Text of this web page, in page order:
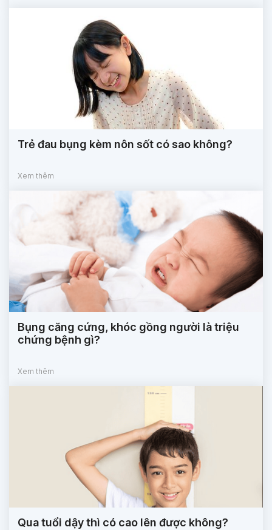
Trẻ đau bụng kèm nôn sốt có sao không?
Xem thêm
Bụng căng cứng, khóc gồng người là triệu
chứng bệnh gì?
Xem thêm
Qua tuổi dậy thì có cao lên được không?